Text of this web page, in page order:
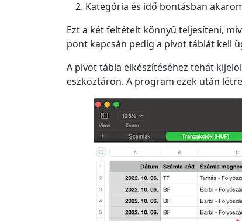
Kategória és idő bontásban
Ezt a két feltételt könnyű teljesíteni,
pont kapcsán pedig a pivot táblát kell
A pivot tábla elkészítéséhez tehát
eszköztáron. A program ezek után